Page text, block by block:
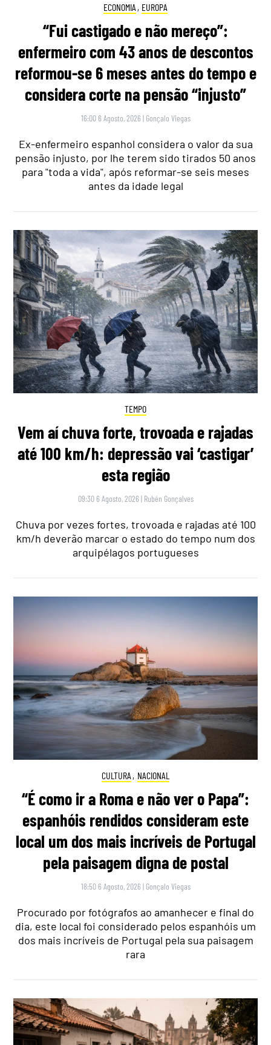
ECONOMIA , EUROPA
“Fui castigado e não mereço”:
enfermeiro com 43 anos de descontos
reformou-se 6 meses antes do tempo e
considera corte na pensão “injusto”
16:00 6 Agosto, 2026 | Gonçalo Viegas
Ex-enfermeiro espanhol considera o valor da sua
pensão injusto, por lhe terem sido tirados 50 anos
para "toda a vida", após reformar-se seis meses
antes da idade legal
TEMPO
Vem aí chuva forte, trovoada e rajadas
até 100 km/h: depressão vai ‘castigar’
esta região
09:30 6 Agosto, 2026 | Rubén Gonçalves
Chuva por vezes fortes, trovoada e rajadas até 100
km/h deverão marcar o estado do tempo num dos
arquipélagos portugueses
CULTURA , NACIONAL
“É como ir a Roma e não ver o Papa”:
espanhóis rendidos consideram este
local um dos mais incríveis de Portugal
pela paisagem digna de postal
18:50 6 Agosto, 2026 | Gonçalo Viegas
Procurado por fotógrafos ao amanhecer e final do
dia, este local foi considerado pelos espanhóis um
dos mais incríveis de Portugal pela sua paisagem
rara